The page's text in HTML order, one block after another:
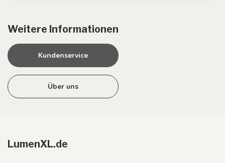
Weitere Informationen
Kundenservice
Über uns
LumenXL.de